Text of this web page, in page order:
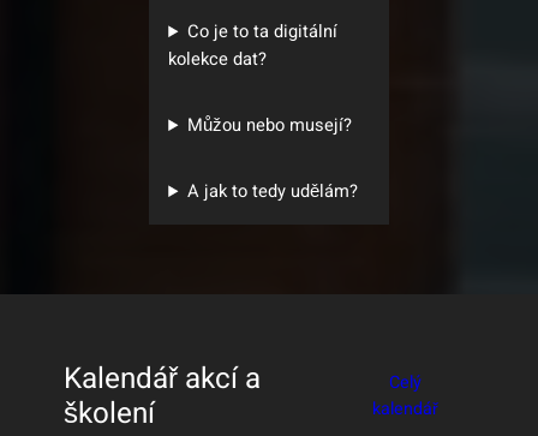
Co je to ta digitální
kolekce dat?
Můžou nebo musejí?
A jak to tedy udělám?
Kalendář akcí a
školení
Celý
kalendář